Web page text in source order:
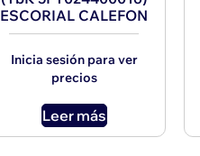
ESCORIAL CALEFON
Inicia sesión para ver
precios
Leer más